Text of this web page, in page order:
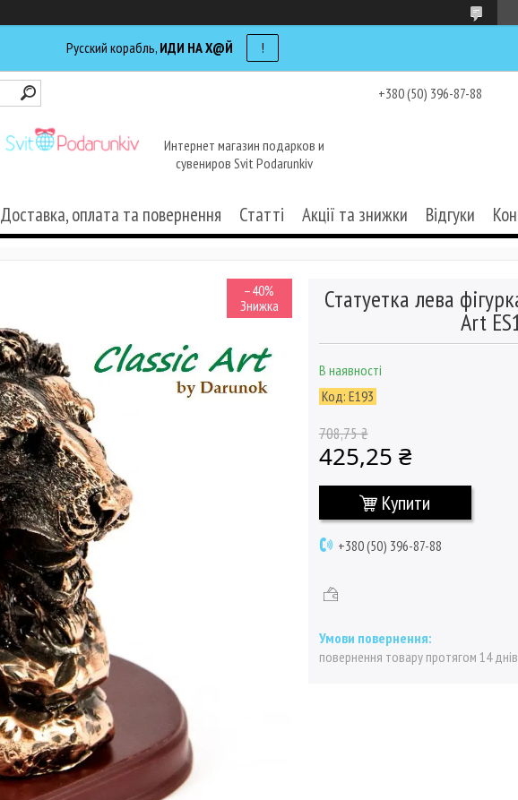
Русский корабль, ИДИ НА Х@Й !
+380 (50) 396-87-88
Интернет магазин подарков и
сувениров Svit Podarunkiv
Доставка, оплата та повернення Статті Акції та знижки Відгуки
–40% Статуетка лева
Art
В наявності
Код: E193
708,75 ₴
425,25 ₴
Купити
+380 (50) 396-87-88
повернення товару протягом 14 днів